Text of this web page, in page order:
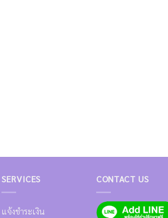
SERVICES
แจ้งชำระเงิน
CONTACT US